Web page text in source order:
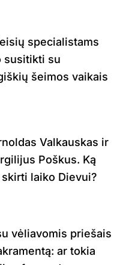
specialistams
susitikti su
šeimos vaikais
Valkauskas ir
Poškus. Ką
laiko Dievui?
vėliavomis priešais
ar tokia